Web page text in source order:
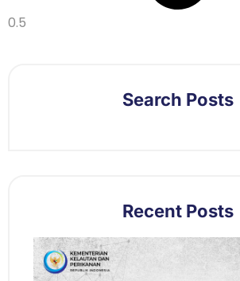
Search Posts
Recent Posts